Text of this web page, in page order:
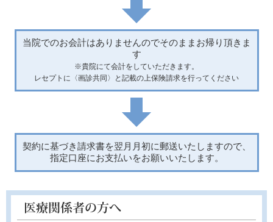
当院でのお会計はありませんのでそのままお帰り頂きま
す
※貴院にて会計をしていただきます。
レセプトに〈画診共同〉と記載の上保険請求を行ってください
契約に基づき請求書を翌月月初に郵送いたしますので、
指定口座にお支払いをお願いいたします。